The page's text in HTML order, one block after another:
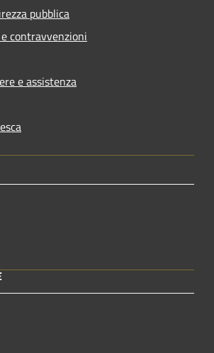
pubblica
contravvenzioni
e assistenza